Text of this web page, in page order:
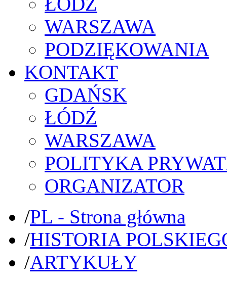
WARSZAWA
PODZIĘKOWANIA
KONTAKT
GDAŃSK
ŁÓDŹ
WARSZAWA
POLITYKA
ORGANIZATOR
/PL - Strona główna
/HISTORIA
/ARTYKUŁY